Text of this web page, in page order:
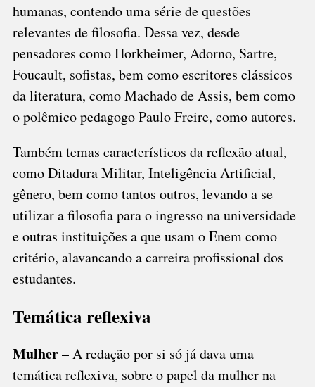
humanas, contendo uma série de questões
relevantes de filosofia. Dessa vez, desde
pensadores como Horkheimer, Adorno, Sartre,
Foucault, sofistas, bem como escritores clássicos
da literatura, como Machado de Assis, bem como
o polêmico pedagogo Paulo Freire, como autores.
Também temas característicos da reflexão atual,
como Ditadura Militar, Inteligência Artificial,
gênero, bem como tantos outros, levando a se
utilizar a filosofia para o ingresso na universidade
e outras instituições a que usam o Enem como
critério, alavancando a carreira profissional dos
estudantes.
Temática reflexiva
Mulher –A redação por si só já dava uma
temática reflexiva, sobre o papel da mulher na